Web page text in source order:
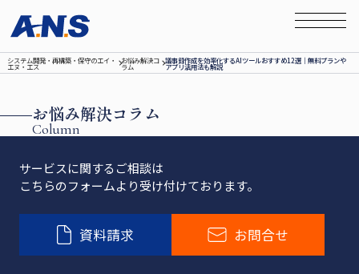
システム開発‧再構築‧保守のエイ‧
エヌ‧エス
お悩み解決コ
ラム
議事録作成を効率化するAIツールおすすめ12選｜無料プランや
アプリ活用法も解説
Column
お悩み解決コラム
サービスに関するご相談は
こちらのフォームより受け付けております。
資料請求 お問合せ